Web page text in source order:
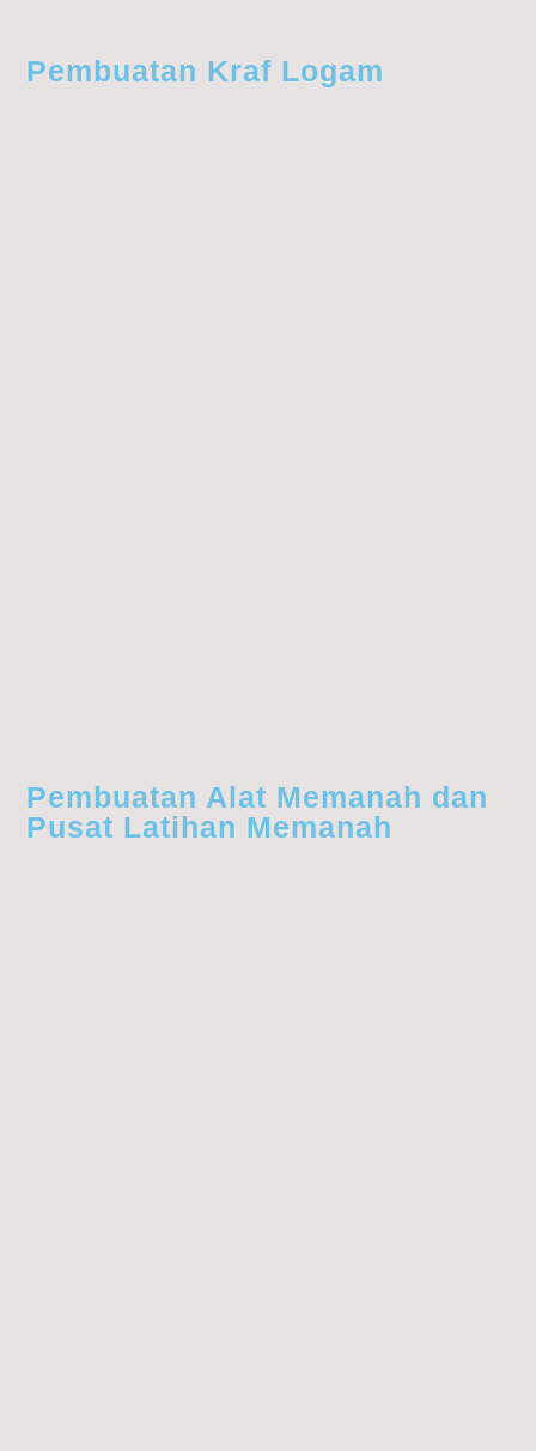
Pembuatan Kraf Logam
Pembuatan Alat Memanah dan
Pusat Latihan Memanah